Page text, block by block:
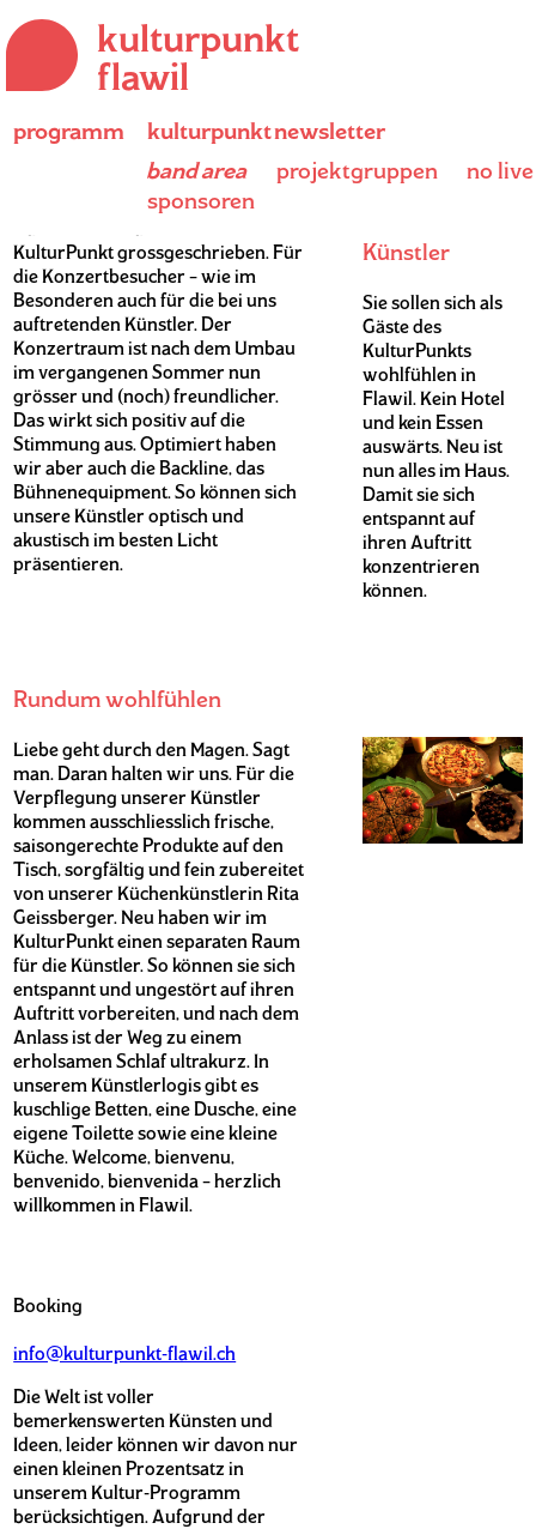
kulturpunkt
flawil
programm
kulturpunkt
band area
projektgruppen
no
sponsoren
newsletter
Alles Gute für unsere Gäste
KulturPunkt grossgeschrieben. Für
die Konzertbesucher – wie im
Besonderen auch für die bei uns
auftretenden Künstler. Der
Konzertraum ist nach dem Umbau
im vergangenen Sommer nun
grösser und (noch) freundlicher.
Das wirkt sich positiv auf die
Stimmung aus. Optimiert haben
wir aber auch die Backline, das
Bühnenequipment. So können sich
unsere Künstler optisch und
akustisch im besten Licht
präsentieren.
Alles da für
Künstler
Sie sollen sich als
Gäste des
KulturPunkts
wohlfühlen in
Flawil. Kein Hotel
und kein Essen
auswärts. Neu ist
nun alles im Haus.
Damit sie sich
entspannt auf
ihren Auftritt
konzentrieren
können.
Rundum wohlfühlen
Liebe geht durch den Magen. Sagt
man. Daran halten wir uns. Für die
Verpflegung unserer Künstler
kommen ausschliesslich frische,
saisongerechte Produkte auf den
Tisch, sorgfältig und fein zubereitet
von unserer Küchenkünstlerin Rita
Geissberger. Neu haben wir im
KulturPunkt einen separaten Raum
für die Künstler. So können sie sich
entspannt und ungestört auf ihren
Auftritt vorbereiten, und nach dem
Anlass ist der Weg zu einem
erholsamen Schlaf ultrakurz. In
unserem Künstlerlogis gibt es
kuschlige Betten, eine Dusche, eine
eigene Toilette sowie eine kleine
Küche. Welcome, bienvenu,
benvenido, bienvenida – herzlich
willkommen in Flawil.
Booking
info@kulturpunkt-flawil.ch
Die Welt ist voller
bemerkenswerten Künsten und
Ideen, leider können wir davon nur
einen kleinen Prozentsatz in
unserem Kultur-Programm
berücksichtigen. Aufgrund der